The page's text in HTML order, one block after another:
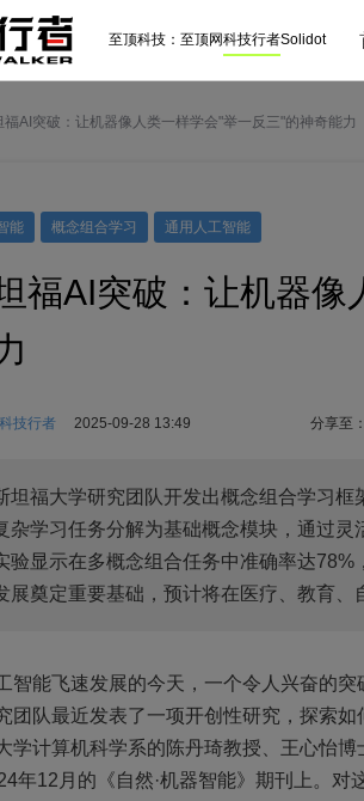
至顶科技： 至顶网科技行者Solidot
福AI突破：让机器像人类一样学会"举一反三"的神奇能力
能 概念组合学习 通用人工智能
福AI突破：让机器像
科技行者 2025-09-28 13:49 分享至：
坦福大学研究团队开发出概念组合学习
杂学习任务分解为基础概念模块，通过灵
验显示在多概念组合任务中准确率达
展奠定重要基础，预计将在医疗、教育、
智能飞速发展的今天，一个令人兴奋的
团队最近发表了一项开创性研究，探索
学计算机科学系的陈丹琦教授、王心怡
年12月的《自然·机器智能》期刊上。对